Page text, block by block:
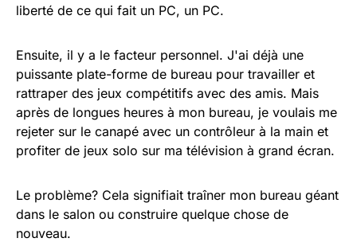
liberté de ce qui fait un PC, un PC.
Ensuite, il y a le facteur personnel. J'ai déjà une
puissante plate-forme de bureau pour travailler et
rattraper des jeux compétitifs avec des amis. Mais
après de longues heures à mon bureau, je voulais me
rejeter sur le canapé avec un contrôleur à la main et
profiter de jeux solo sur ma télévision à grand écran.
Le problème? Cela signifiait traîner mon bureau géant
dans le salon ou construire quelque chose de
nouveau.